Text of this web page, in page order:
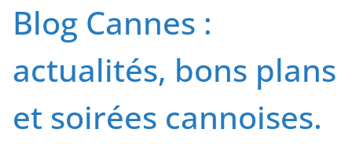
Blog Cannes :
actualités, bons plans
et soirées cannoises.